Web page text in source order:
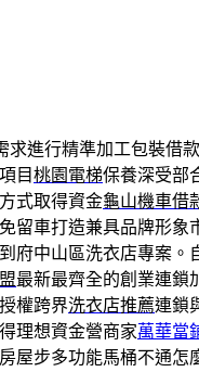
求進行精準加工包裝借
目桃園電梯保養深受部
式取得資金龜山機車借
留車打造兼具品牌形象
府中山區洗衣店專案。
最新最齊全的創業連鎖
權跨界洗衣店推薦連鎖
理想資金營商家萬華當
屋步多功能馬桶不通怎